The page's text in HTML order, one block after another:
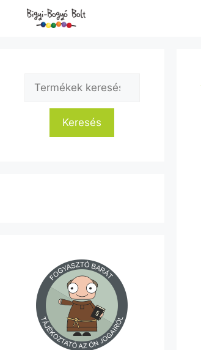
Kilépés
Keresés
következőre:
Keresés